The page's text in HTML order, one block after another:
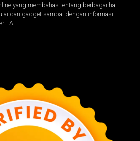
yang membahas tentang berbagai hal
dari gadget sampai dengan informasi
AI.